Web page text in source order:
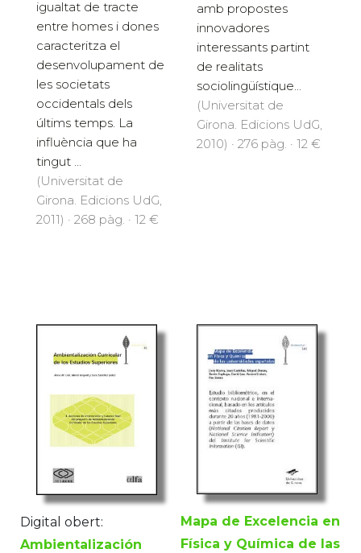
igualtat de tracte
entre homes i dones
caracteritza el
desenvolupament de
les societats
occidentals dels
últims temps. La
influència que ha
tingut ...
(Universitat de
Girona. Edicions UdG,
2011) · 268 pàg. · 12 €
amb propostes
innovadores
interessants partint
de realitats
sociolingüístique...
(Universitat de
Girona. Edicions UdG,
2010) · 276 pàg. · 12 €
Digital obert:
Ambientalización
Mapa de Excelencia en
Física y Química de las